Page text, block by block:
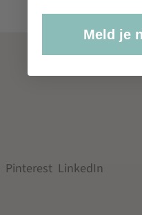
Pinterest LinkedIn
Meld je